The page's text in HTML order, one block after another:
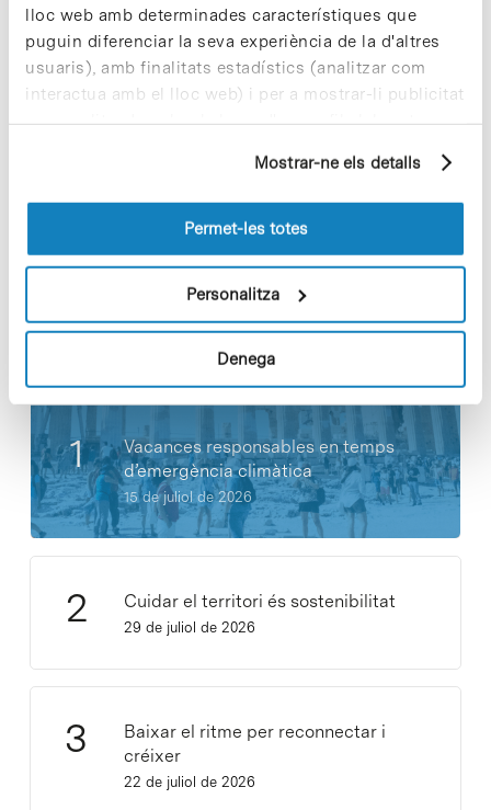
lloc web amb determinades característiques que
puguin diferenciar la seva experiència de la d'altres
usuaris), amb finalitats estadístics (analitzar com
interactua amb el lloc web) i per a mostrar-li publicitat
personalitzada sobre la base d'un perfil elaborat a
pàgines visitades). Per a obtenir més informació sobre
les cookies pot consultar laPolítica de cookiesdel
Mostrar-ne els detalls
Permet-les totes
Personalitza
Denega
Link a la notícia [+]
Notícies més vistes
Vacances responsables en temps
d’emergència climàtica
15 de juliol de 2026
Cuidar el territori és sostenibilitat
29 de juliol de 2026
Baixar el ritme per reconnectar i
créixer
22 de juliol de 2026